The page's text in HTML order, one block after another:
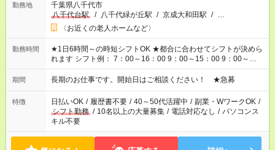
勤務地
千葉県八千代市
八千代台駅
/ 八千代緑が丘駅 / 京成大和田駅 / …
〈お近くの老人ホームなど〉
勤務時間
★1日6時間～の時短シフトOK ★都合に合わせてシフトが決めら
れます シフト例： 7：00～16：00 9：00～15：00 9：00～
18：00 11：00～20：00 など ※Wワークの場合、他のお仕事と
合わせ週40時間超の就業はご案内できません ※法令に基づき、
派遣法（日雇い派遣の原則禁止）により、短時間・短期間の就
業はご案内が難しい場合があります
期間 長期のお仕事です。開始日はご相談ください！ ★急募
特徴 日払いOK / 履歴書不要 / 40～50代活躍中 / 副業・WワークOK /
シフト勤務 / 10名以上の大量募集 / 電話対応なし / パソコンス
キル不要